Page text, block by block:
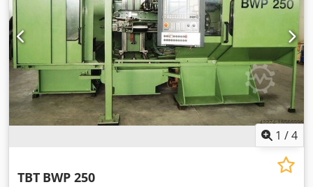
1 /4
TBT BWP 250